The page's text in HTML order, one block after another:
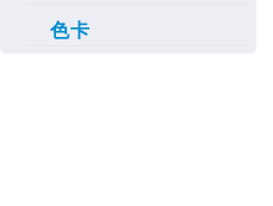
色卡